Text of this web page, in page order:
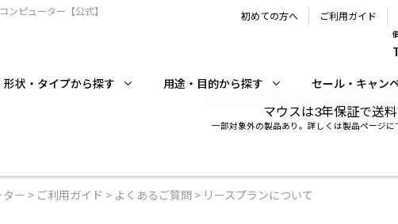
ンピューター【公式】 初めての方へ ご利用ガイド
形状・タイプから探す 用途・目的から探す セール・キャン
マウスは3年保証で送
一部対象外の製品あり。詳しくは製品ページに
送料・配送について
ー > ご利用ガイド > よくあるご質問 > リースプランについて